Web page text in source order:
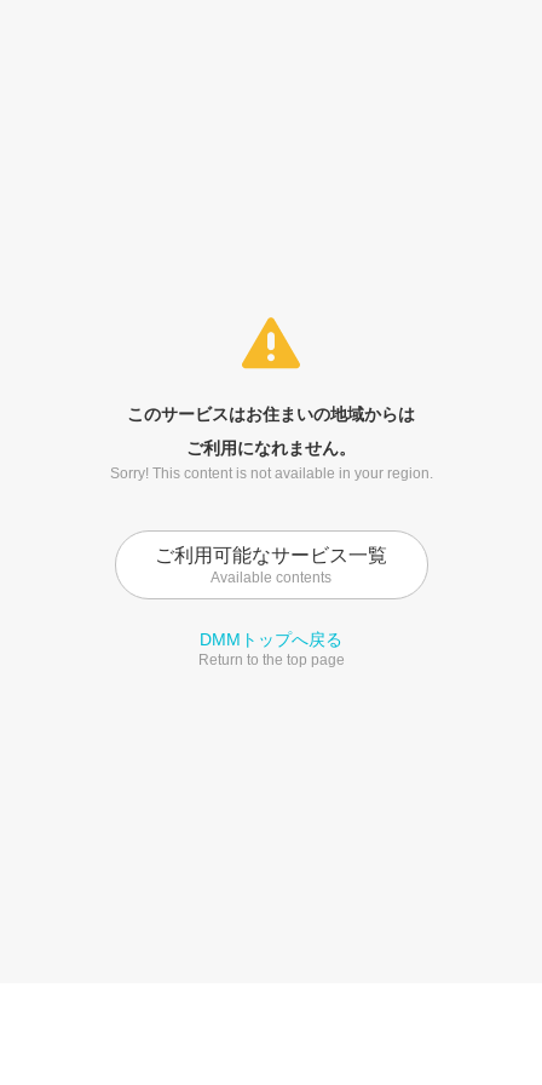
このサービスはお住まいの地域からは
ご利用になれません。
Sorry! This content is not available in your region.
ご利用可能なサービス一覧
Available contents
DMMトップへ戻る
Return to the top page